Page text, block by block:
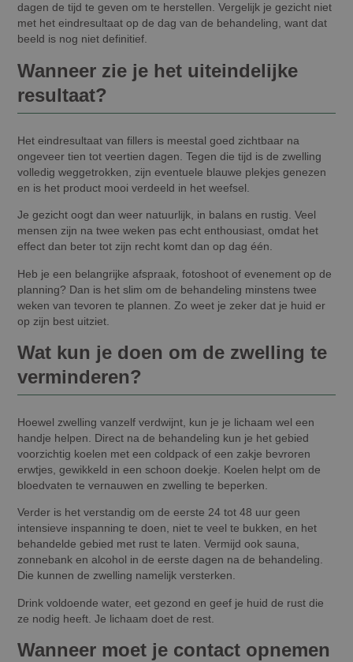
dagen de tijd te geven om te herstellen. Vergelijk je gezicht niet
met het eindresultaat op de dag van de behandeling, want dat
beeld is nog niet definitief.
Wanneer zie je het uiteindelijke
resultaat?
Het eindresultaat van fillers is meestal goed zichtbaar na
ongeveer tien tot veertien dagen. Tegen die tijd is de zwelling
volledig weggetrokken, zijn eventuele blauwe plekjes genezen
en is het product mooi verdeeld in het weefsel.
Je gezicht oogt dan weer natuurlijk, in balans en rustig. Veel
mensen zijn na twee weken pas echt enthousiast, omdat het
effect dan beter tot zijn recht komt dan op dag één.
Heb je een belangrijke afspraak, fotoshoot of evenement op de
planning? Dan is het slim om de behandeling minstens twee
weken van tevoren te plannen. Zo weet je zeker dat je huid er
op zijn best uitziet.
Wat kun je doen om de zwelling te
verminderen?
Hoewel zwelling vanzelf verdwijnt, kun je je lichaam wel een
handje helpen. Direct na de behandeling kun je het gebied
voorzichtig koelen met een coldpack of een zakje bevroren
erwtjes, gewikkeld in een schoon doekje. Koelen helpt om de
bloedvaten te vernauwen en zwelling te beperken.
Verder is het verstandig om de eerste 24 tot 48 uur geen
intensieve inspanning te doen, niet te veel te bukken, en het
behandelde gebied met rust te laten. Vermijd ook sauna,
zonnebank en alcohol in de eerste dagen na de behandeling.
Die kunnen de zwelling namelijk versterken.
Drink voldoende water, eet gezond en geef je huid de rust die
ze nodig heeft. Je lichaam doet de rest.
Wanneer moet je contact opnemen